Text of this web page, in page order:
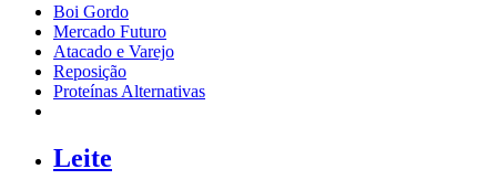
Boi Gordo
Mercado Futuro
Atacado e Varejo
Reposição
Proteínas Alternativas
Leite